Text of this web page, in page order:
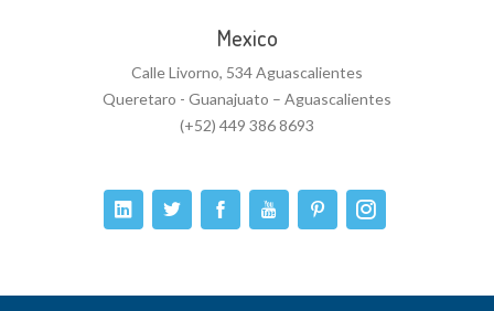
Mexico
Calle Livorno, 534 Aguascalientes
Queretaro - Guanajuato – Aguascalientes
(+52) 449 386 8693